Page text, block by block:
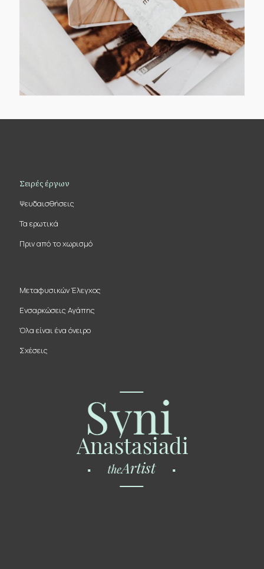
Σειρές έργων
Ψευδαισθήσεις
Τα ερωτικά
Πριν από το χωρισμό
Μεταφυσικών Έλεγχος
Ενσαρκώσεις Αγάπης
Όλα είναι ένα όνειρο
Σχέσεις